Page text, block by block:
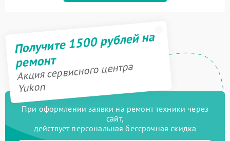
Получите 1500 рублей на
ремонт
Акция сервисного центра
Yukon
При оформлении заявки на ремонт техники через
сайт,
действует персональная бессрочная скидка